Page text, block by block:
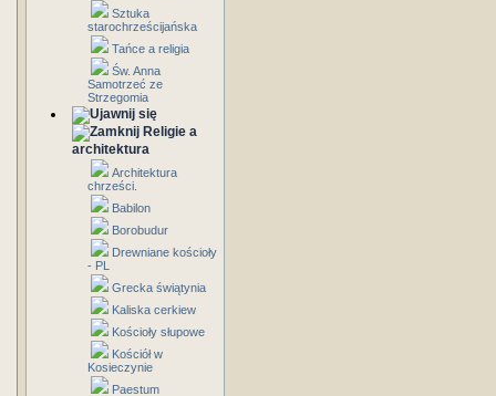
Sztuka
starochrześcijańska
Tańce a religia
Św. Anna
Samotrzeć ze
Strzegomia
Religie a
architektura
Architektura
chrześci.
Babilon
Borobudur
Drewniane kościoły
- PL
Grecka świątynia
Kaliska cerkiew
Kościoły słupowe
Kościół w
Kosieczynie
Paestum